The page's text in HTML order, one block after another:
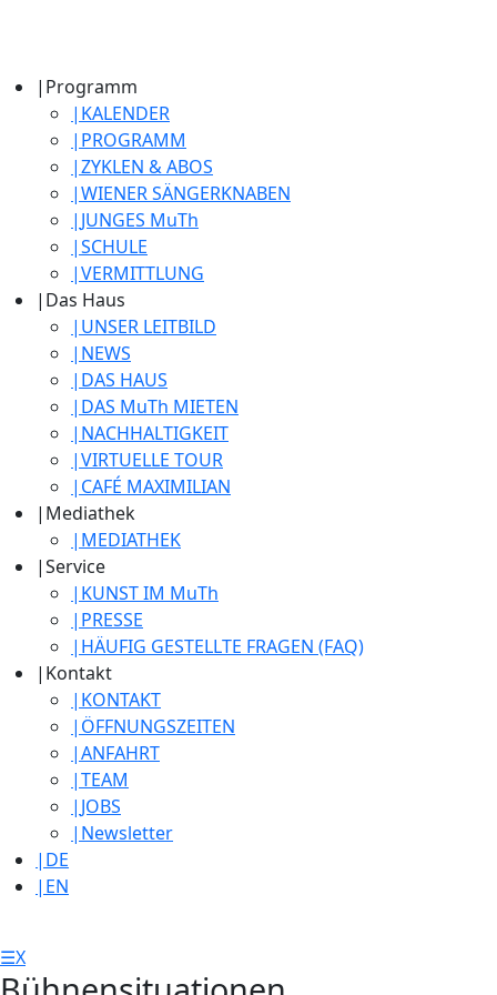
| Programm
| KALENDER
| PROGRAMM
|ZYKLEN & ABOS
|WIENER SÄNGERKNABEN
| JUNGES MuTh
|SCHULE
|VERMITTLUNG
| Das Haus
| UNSER LEITBILD
| NEWS
| DAS HAUS
| DAS MuTh MIETEN
| NACHHALTIGKEIT
|VIRTUELLE TOUR
| CAFÉ MAXIMILIAN
| Mediathek
| MEDIATHEK
|Service
| KUNST IM MuTh
| PRESSE
| HÄUFIG GESTELLTE FRAGEN (FAQ)
| Kontakt
| KONTAKT
| ÖFFNUNGSZEITEN
|ANFAHRT
|TEAM
| JOBS
| Newsletter
| DE
| EN
☰X